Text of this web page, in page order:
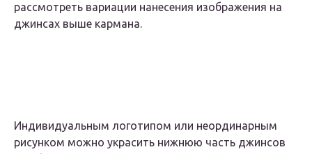
рассмотреть вариации нанесения изображения на
джинсах выше кармана.
Индивидуальным логотипом или неординарным
рисунком можно украсить нижнюю часть джинсов